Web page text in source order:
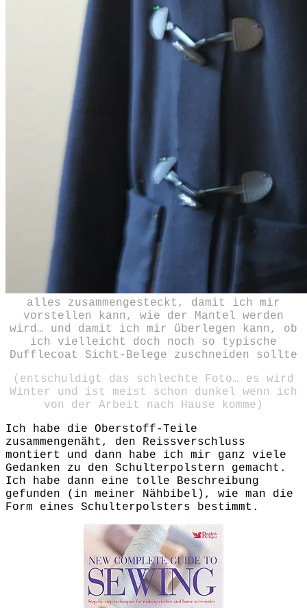
alles zusammengesteckt, damit ich mir
vorstellen kann, wie der Mantel werden
wird… und damit ich mir überlegen kann, ob
ich vielleicht doch noch so typische
Dufflecoat Sicht-Belege zuschneiden sollte
(entschuldigt das schlechte Foto… es wird
Winter und ist meist schon dunkel wenn ich
von der Arbeit nach Hause komme)
Ich habe die Oberstoff-Teile
zusammengenäht, den Reissverschluss
montiert und dann habe ich mir ganz viele
Gedanken zu den Schulterpolstern gemacht.
Ich habe dann eine tolle Beschreibung
gefunden (in meiner Nähbibel), wie man die
Form eines Schulterpolsters bestimmt.